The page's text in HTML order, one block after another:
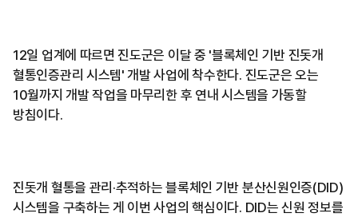
12일 업계에 따르면 진도군은 이달 중 '블록체인 기반 진돗개
혈통인증관리 시스템' 개발 사업에 착수한다. 진도군은 오는
10월까지 개발 작업을 마무리한 후 연내 시스템을 가동할
방침이다.
진돗개 혈통을 관리·추적하는 블록체인 기반 분산신원인증(DID)
시스템을 구축하는 게 이번 사업의 핵심이다. DID는 신원 정보를